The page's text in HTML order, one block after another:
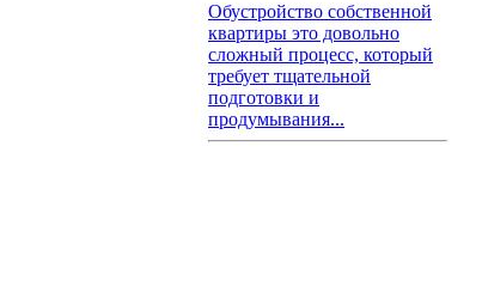
Обустройство собственной
квартиры это довольно
сложный процесс, который
требует тщательной
подготовки и
продумывания...